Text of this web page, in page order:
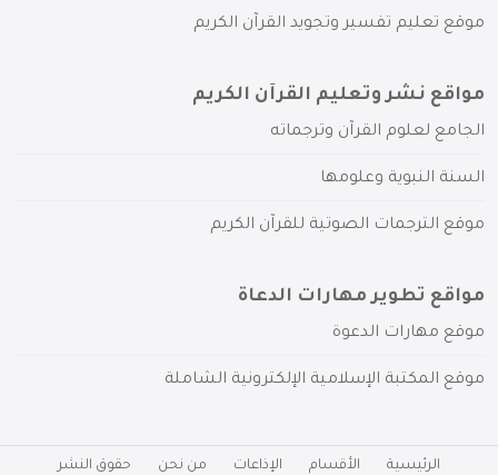
موقع تعليم تفسير وتجويد القرآن الكريم
مواقع نشر وتعليم القرآن الكريم
الجامع لعلوم القرآن وترجماته
السنة النبوية وعلومها
موقع الترجمات الصوتية للقرآن الكريم
مواقع تطوير مهارات الدعاة
موقع مهارات الدعوة
موقع المكتبة الإسلامية الإلكترونية الشاملة
الرئيسية الأقسام الإذاعات من نحن حقوق النشر